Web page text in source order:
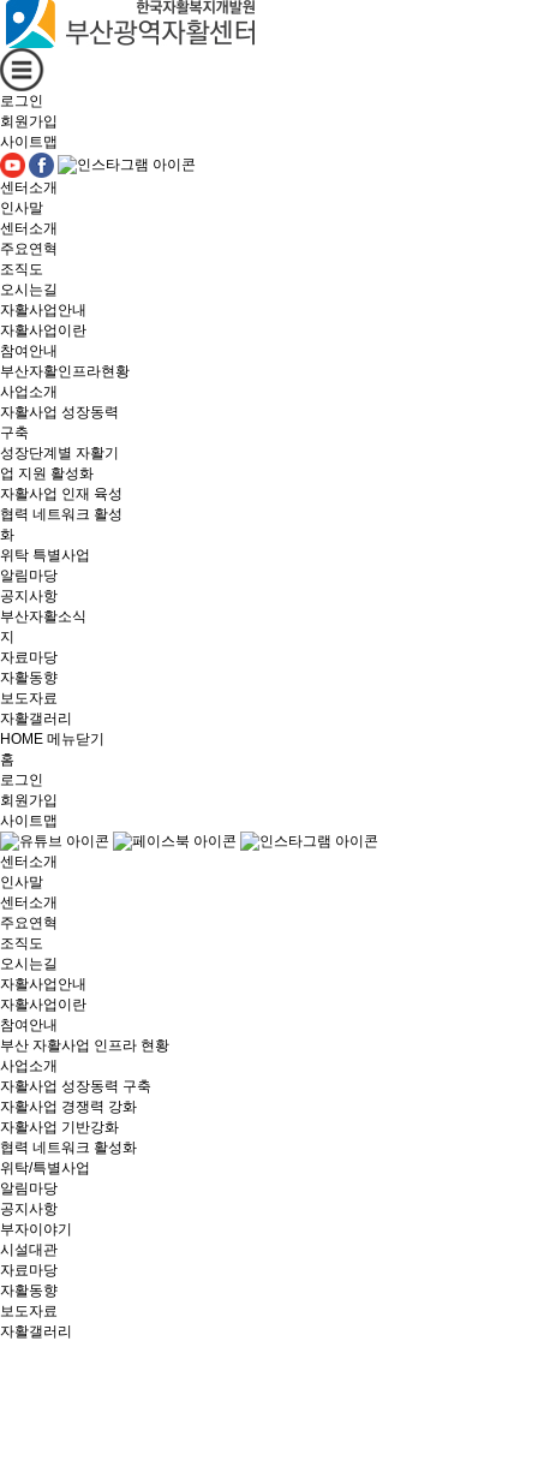
로그인
회원가입
사이트맵
센터소개
인사말
센터소개
주요연혁
조직도
오시는길
자활사업안내
자활사업이란
참여안내
부산자활인프라현황
사업소개
자활사업 성장동력
구축
성장단계별 자활기
업 지원 활성화
자활사업 인재 육성
협력 네트워크 활성
화
위탁 특별사업
알림마당
공지사항
부산자활소식
지
자료마당
자활동향
보도자료
자활갤러리
HOME 메뉴닫기
홈
로그인
회원가입
사이트맵
센터소개
인사말
센터소개
주요연혁
조직도
오시는길
자활사업안내
자활사업이란
참여안내
부산 자활사업 인프라 현황
사업소개
자활사업 성장동력 구축
자활사업 경쟁력 강화
자활사업 기반강화
협력 네트워크 활성화
위탁/특별사업
알림마당
공지사항
부자이야기
시설대관
자료마당
자활동향
보도자료
자활갤러리